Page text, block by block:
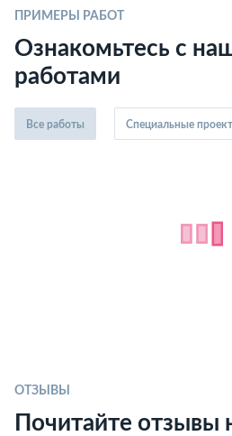
ПРИМЕРЫ РАБОТ
Ознакомьтесь с
работами
Все работы Специальные
ОТЗЫВЫ
Почитайте отзывы